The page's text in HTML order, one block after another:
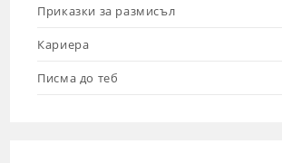
Приказки за размисъл
Кариера
Писма до теб